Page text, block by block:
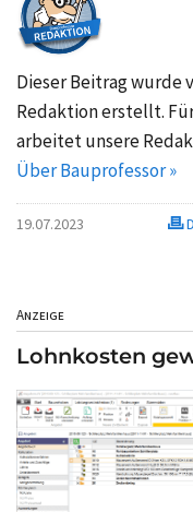
Dieser Beitrag wurde
Redaktion erstellt.
arbeitet unsere
Über Bauprofessor »
19.07.2023
Anzeige
Lohnkosten